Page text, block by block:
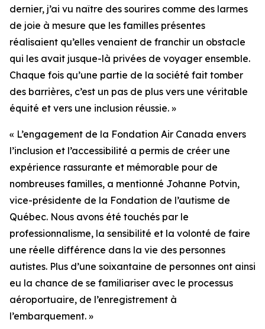
dernier, j’ai vu naître des sourires comme des larmes
de joie à mesure que les familles présentes
réalisaient qu’elles venaient de franchir un obstacle
qui les avait jusque-là privées de voyager ensemble.
Chaque fois qu’une partie de la société fait tomber
des barrières, c’est un pas de plus vers une véritable
équité et vers une inclusion réussie. »
« L’engagement de la Fondation Air Canada envers
l’inclusion et l’accessibilité a permis de créer une
expérience rassurante et mémorable pour de
nombreuses familles, a mentionné Johanne Potvin,
vice-présidente de la Fondation de l’autisme de
Québec. Nous avons été touchés par le
professionnalisme, la sensibilité et la volonté de faire
une réelle différence dans la vie des personnes
autistes. Plus d’une soixantaine de personnes ont ainsi
eu la chance de se familiariser avec le processus
aéroportuaire, de l’enregistrement à
l’embarquement. »